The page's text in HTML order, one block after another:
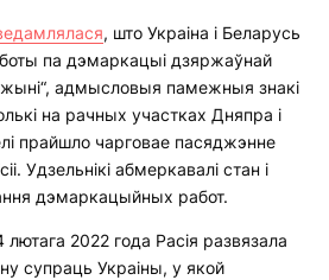
, што Украіна і Беларусь
па дэмаркацыі дзяржаўнай
адмысловыя памежныя знакі
на рачных участках Дняпра і
прайшло чарговае пасяджэнне
Удзельнікі абмеркавалі стан і
дэмаркацыйных работ.
2022 года Расія развязала
супраць Украіны, у якой